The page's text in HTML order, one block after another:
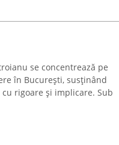
se concentrează pe
în București, susținând
rigoare și implicare. Sub